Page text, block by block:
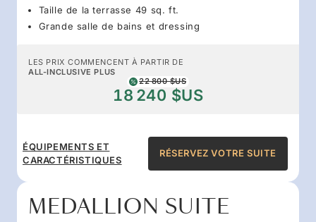
Taille de la terrasse 49 sq. ft.
Grande salle de bains et dressing
LES PRIX COMMENCENT À PARTIR DE
ALL-INCLUSIVE PLUS
22 800 $US
18 240 $US
ÉQUIPEMENTS ET
CARACTÉRISTIQUES
RÉSERVEZ VOTRE SUITE
MEDALLION SUITE